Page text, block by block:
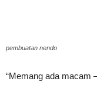
pembuatan nendo
“Memang ada macam